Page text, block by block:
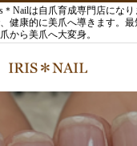
Nailは自爪育成専門店になり
健康的に美爪へ導きます。
爪から美爪へ大変身。